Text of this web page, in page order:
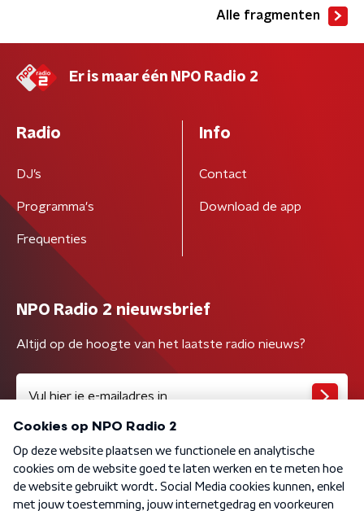
Alle fragmenten
Er is maar één NPO Radio 2
Radio
DJ’s
Programma's
Frequenties
Info
Contact
Download de app
NPO Radio 2 nieuwsbrief
Altijd op de hoogte van het laatste radio nieuws?
Algemene voorwaarden